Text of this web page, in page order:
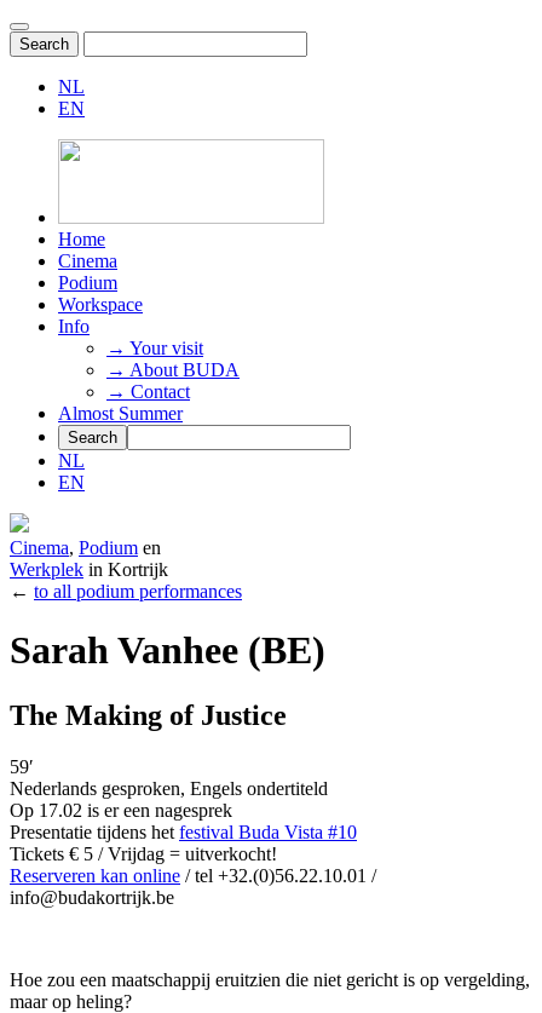
NL
EN
Home
Cinema
Podium
Workspace
Info
→ Your visit
→ About BUDA
→ Contact
Almost Summer
NL
EN
Cinema, Podium en
Werkplek in Kortrijk
← to all podium performances
Sarah Vanhee (BE)
The Making of Justice
59′
Nederlands gesproken, Engels ondertiteld
Op 17.02 is er een nagesprek
Presentatie tijdens het festival Buda Vista #10
Tickets € 5 / Vrijdag = uitverkocht!
Reserveren kan online / tel +32.(0)56.22.10.01 /
info@budakortrijk.be
Hoe zou een maatschappij eruitzien die niet gericht is op vergelding,
maar op heling?